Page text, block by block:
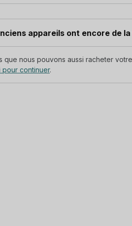
appareils ont encore de
que nous pouvons aussi racheter
pour continuer.